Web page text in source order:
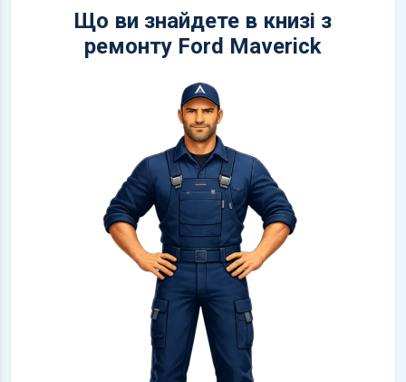
Що ви знайдете в книзі з
ремонту Ford Maverick